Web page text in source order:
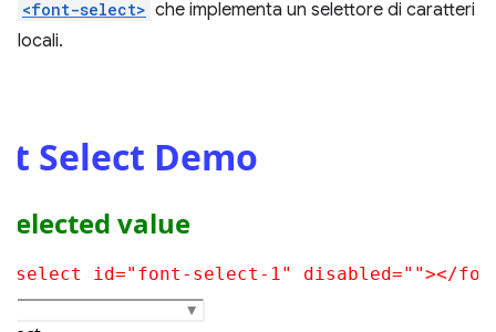
<font-select> che implementa un selettore di caratteri
locali.